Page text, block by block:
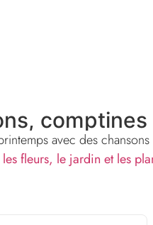
avec des
les fleurs, le jardin et les